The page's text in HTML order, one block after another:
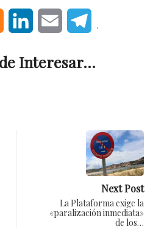
MeneameLinkedInEmail .
Interesar...
Next Post
La Plataforma exige la
«paralización inmediata»
de los…